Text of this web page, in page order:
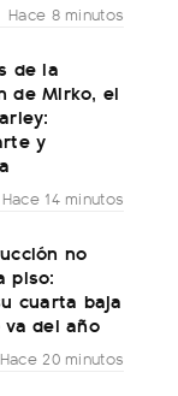
Hace 8 minutos
de la
de Mirko, el
y
Hace 14 minutos
no
piso:
cuarta baja
del año
Hace 20 minutos